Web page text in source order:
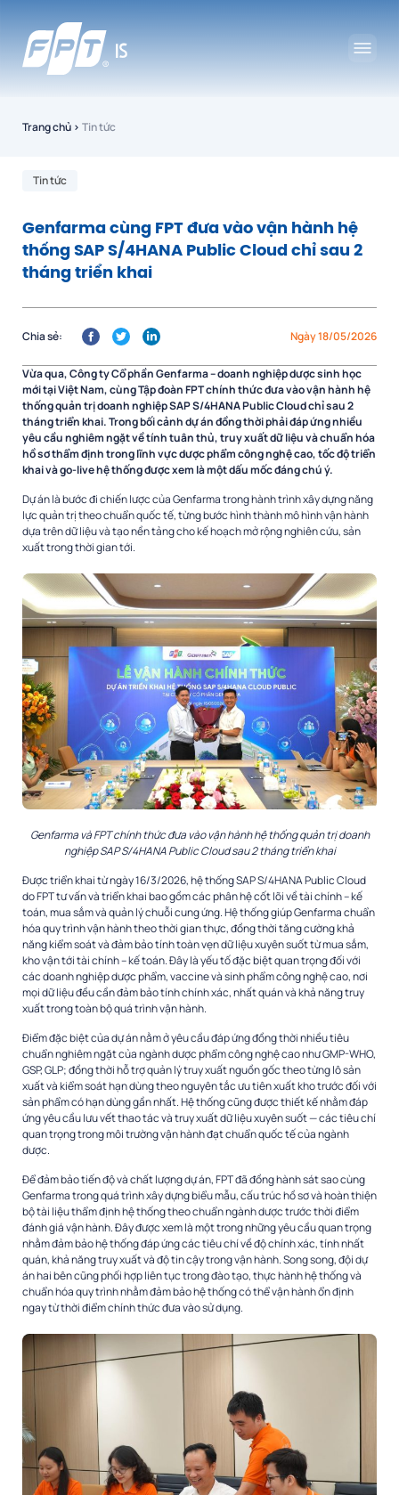
Trang chủ › Tin tức
Tin tức
Genfarma cùng FPT đưa vào vận hành hệ
thống SAP S/4HANA Public Cloud chỉ sau 2
tháng triển khai
Ngày 18/05/2026
Chia sẻ:
Vừa qua, Công ty Cổ phần Genfarma – doanh nghiệp dược sinh học
mới tại Việt Nam, cùng Tập đoàn FPT chính thức đưa vào vận hành hệ
thống quản trị doanh nghiệp SAP S/4HANA Public Cloud chỉ sau 2
tháng triển khai. Trong bối cảnh dự án đồng thời phải đáp ứng nhiều
yêu cầu nghiêm ngặt về tính tuân thủ, truy xuất dữ liệu và chuẩn hóa
hồ sơ thẩm định trong lĩnh vực dược phẩm công nghệ cao, tốc độ triển
khai và go-live hệ thống được xem là một dấu mốc đáng chú ý.
Dự án là bước đi chiến lược của Genfarma trong hành trình xây dựng năng
lực quản trị theo chuẩn quốc tế, từng bước hình thành mô hình vận hành
dựa trên dữ liệu và tạo nền tảng cho kế hoạch mở rộng nghiên cứu, sản
xuất trong thời gian tới.
Genfarma và FPT chính thức đưa vào vận hành hệ thống quản trị doanh
nghiệp SAP S/4HANA Public Cloud sau 2 tháng triển khai
Được triển khai từ ngày 16/3/2026, hệ thống SAP S/4HANA Public Cloud
do FPT tư vấn và triển khai bao gồm các phân hệ cốt lõi về tài chính – kế
toán, mua sắm và quản lý chuỗi cung ứng. Hệ thống giúp Genfarma chuẩn
hóa quy trình vận hành theo thời gian thực, đồng thời tăng cường khả
năng kiểm soát và đảm bảo tính toàn vẹn dữ liệu xuyên suốt từ mua sắm,
kho vận tới tài chính – kế toán. Đây là yếu tố đặc biệt quan trọng đối với
các doanh nghiệp dược phẩm, vaccine và sinh phẩm công nghệ cao, nơi
mọi dữ liệu đều cần đảm bảo tính chính xác, nhất quán và khả năng truy
xuất trong toàn bộ quá trình vận hành.
Điểm đặc biệt của dự án nằm ở yêu cầu đáp ứng đồng thời nhiều tiêu
chuẩn nghiêm ngặt của ngành dược phẩm công nghệ cao như GMP-WHO,
GSP, GLP; đồng thời hỗ trợ quản lý truy xuất nguồn gốc theo từng lô sản
xuất và kiểm soát hạn dùng theo nguyên tắc ưu tiên xuất kho trước đối với
sản phẩm có hạn dùng gần nhất. Hệ thống cũng được thiết kế nhằm đáp
ứng yêu cầu lưu vết thao tác và truy xuất dữ liệu xuyên suốt — các tiêu chí
quan trọng trong môi trường vận hành đạt chuẩn quốc tế của ngành
dược.
Để đảm bảo tiến độ và chất lượng dự án, FPT đã đồng hành sát sao cùng
Genfarma trong quá trình xây dựng biểu mẫu, cấu trúc hồ sơ và hoàn thiện
bộ tài liệu thẩm định hệ thống theo chuẩn ngành dược trước thời điểm
đánh giá vận hành. Đây được xem là một trong những yêu cầu quan trọng
nhằm đảm bảo hệ thống đáp ứng các tiêu chí về độ chính xác, tính nhất
quán, khả năng truy xuất và độ tin cậy trong vận hành. Song song, đội dự
án hai bên cũng phối hợp liên tục trong đào tạo, thực hành hệ thống và
chuẩn hóa quy trình nhằm đảm bảo hệ thống có thể vận hành ổn định
ngay từ thời điểm chính thức đưa vào sử dụng.